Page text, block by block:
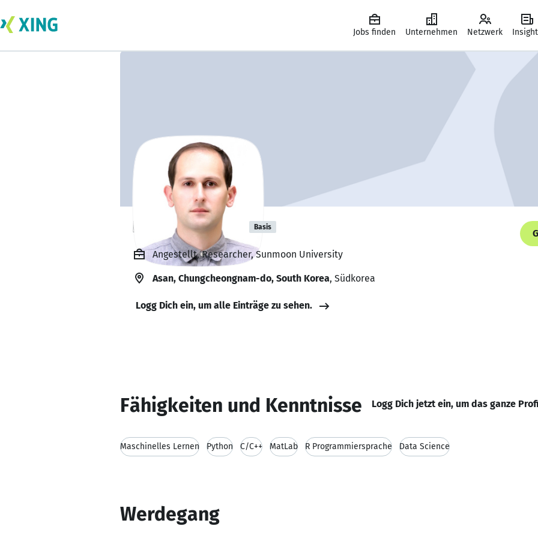
Jobs finden Unternehmen Netzwerk
Ermal Elbasani Basis
Angestellt, Researcher, Sunmoon University
Asan, Chungcheongnam-do, South Korea, Südkorea
Logg Dich ein, um alle Einträge zu sehen.
Fähigkeiten und Kenntnisse Logg Dich jetzt ein, um das ganze
Maschinelles Lernen Python C/C++ MatLab R Programmiersprache Data Science
Werdegang